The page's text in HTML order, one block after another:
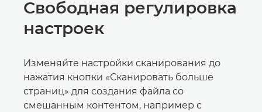
Свободная регулировка
настроек
Изменяйте настройки сканирования до
нажатия кнопки «Сканировать больше
страниц» для создания файла со
смешанным контентом, например с